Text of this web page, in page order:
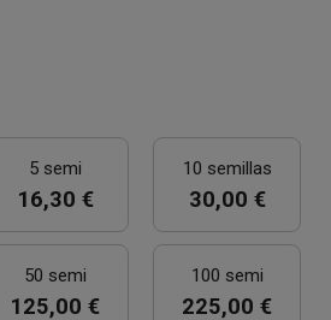
5 semi
16,30 €
10 semillas
30,00 €
50 semi
125,00 €
100 semi
225,00 €